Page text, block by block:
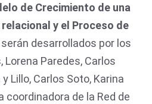
de Crecimiento de una
y el Proceso de
desarrollados por los
Paredes, Carlos
Lillo, Carlos Soto, Karina
coordinadora de la Red de